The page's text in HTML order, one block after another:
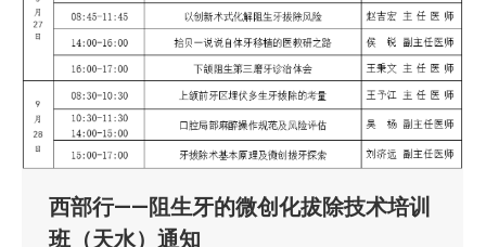
西部行——阻生牙的微创化拔除技术培训
班（天水）通知